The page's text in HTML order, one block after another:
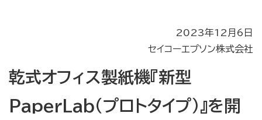
2023年12月6日
セイコーエプソン株式会社
乾式オフィス製紙機『新型
PaperLab（プロトタイプ）』を開